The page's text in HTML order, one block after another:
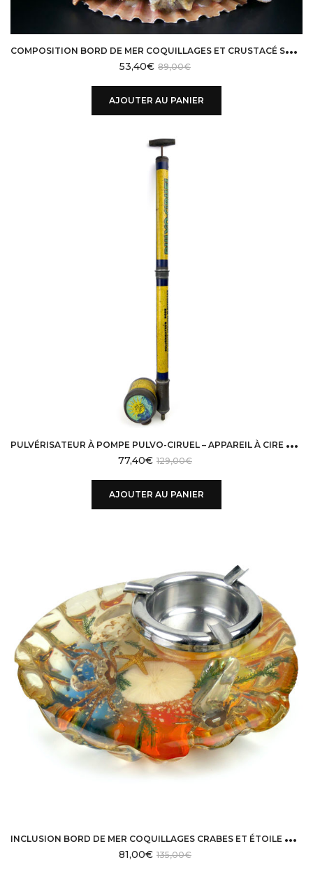
C
OMPOSITION BORD DE MER COQUILLAGES ET CRUSTACÉ SOUVENIR DE VACANCES ANNÉES 60
89,00€
53,40€
AJOUTER AU PANIER
P
ULVÉRISATEUR À POMPE PULVO-CIRUEL – APPAREIL À CIRE LIQUIDE ELECTRO-LUX
129,00€
77,40€
AJOUTER AU PANIER
I
NCLUSION BORD DE MER COQUILLAGES CRABES ET ÉTOILE DE MER DES ANNÉES 60
135,00€
81,00€